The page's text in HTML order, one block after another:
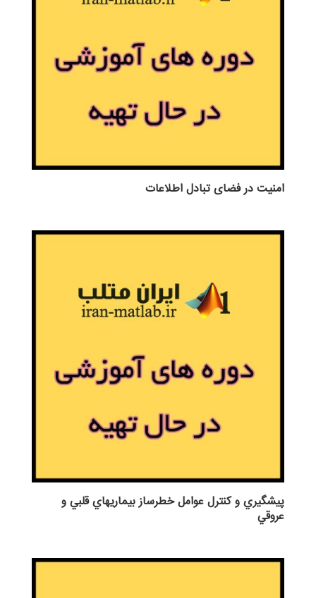
امنیت در فضای تبادل اطلاعات
پيشگيري و كنترل عوامل خطرساز بيماريهاي قلبي و
عروقي